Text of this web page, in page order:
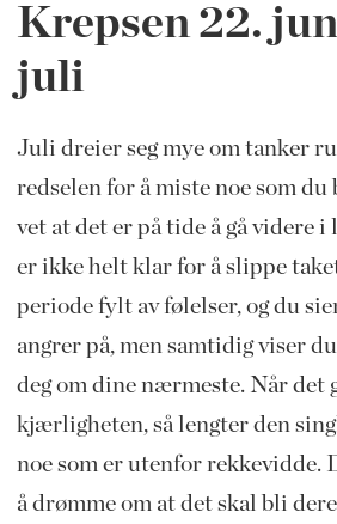
Krepsen 22.
juli
Juli dreier seg mye om tanker
redselen for å miste noe som du
vet at det er på tide å gå videre
er ikke helt klar for å slippe
periode fylt av følelser, og du
angrer på, men samtidig viser
deg om dine nærmeste. Når det
kjærligheten, så lengter den
noe som er utenfor rekkevidde.
å drømme om at det skal bli